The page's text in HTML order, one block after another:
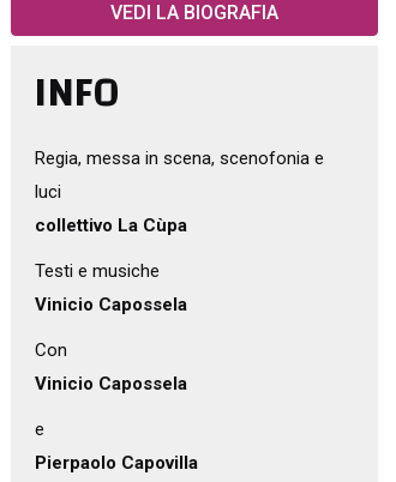
VEDI LA BIOGRAFIA
INFO
Regia, messa in scena, scenofonia e
luci
collettivo La Cùpa
Testi e musiche
Vinicio Capossela
Con
Vinicio Capossela
e
Pierpaolo Capovilla